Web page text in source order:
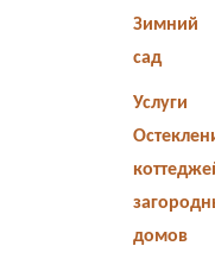
Зимний
сад
Услуги
домов